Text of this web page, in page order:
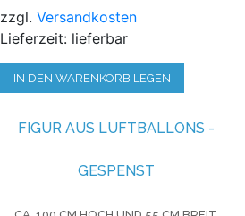
zzgl.Versandkosten
Lieferzeit: lieferbar
IN DEN WARENKORB LEGEN
FIGUR AUS LUFTBALLONS -
GESPENST